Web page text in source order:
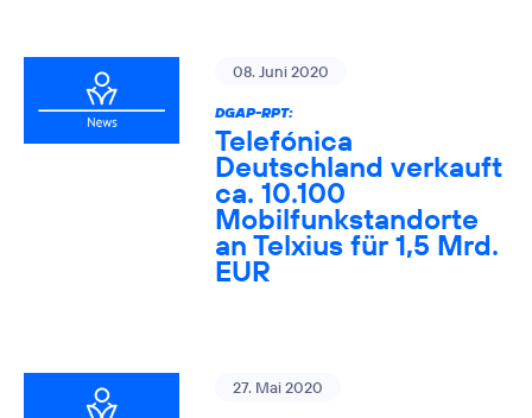
08. Juni 2020
DGAP-RPT:
Telefónica
Deutschland verkauft
ca. 10.100
Mobilfunkstandorte
an Telxius für 1,5 Mrd.
EUR
27. Mai 2020